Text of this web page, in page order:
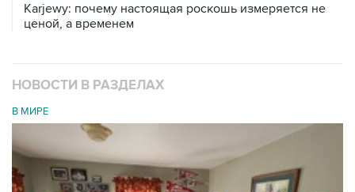
Karjewy: почему настоящая роскошь измеряется не
ценой, а временем
НОВОСТИ В РАЗДЕЛАХ
В МИРЕ